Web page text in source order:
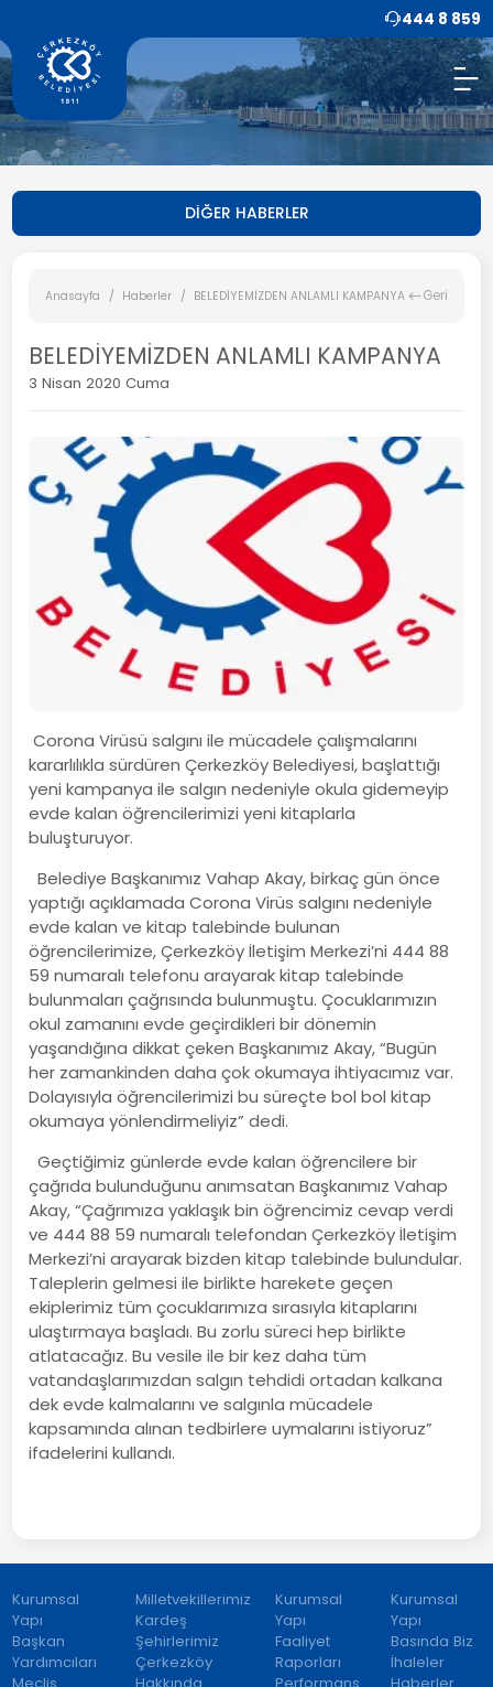
444 8 859
DİĞER HABERLER
Anasayfa Haberler BELEDİYEMİZDEN ANLAMLI KAMPANYA Geri
BELEDİYEMİZDEN ANLAMLI KAMPANYA
3 Nisan 2020 Cuma
Corona Virüsü salgını ile mücadele çalışmalarını
kararlılıkla sürdüren Çerkezköy Belediyesi, başlattığı
yeni kampanya ile salgın nedeniyle okula gidemeyip
evde kalan öğrencilerimizi yeni kitaplarla
buluşturuyor.
Belediye Başkanımız Vahap Akay, birkaç gün önce
yaptığı açıklamada Corona Virüs salgını nedeniyle
evde kalan ve kitap talebinde bulunan
öğrencilerimize, Çerkezköy İletişim Merkezi’ni 444 88
59 numaralı telefonu arayarak kitap talebinde
bulunmaları çağrısında bulunmuştu. Çocuklarımızın
okul zamanını evde geçirdikleri bir dönemin
yaşandığına dikkat çeken Başkanımız Akay, “Bugün
her zamankinden daha çok okumaya ihtiyacımız var.
Dolayısıyla öğrencilerimizi bu süreçte bol bol kitap
okumaya yönlendirmeliyiz” dedi.
Geçtiğimiz günlerde evde kalan öğrencilere bir
çağrıda bulunduğunu anımsatan Başkanımız Vahap
Akay, “Çağrımıza yaklaşık bin öğrencimiz cevap verdi
ve 444 88 59 numaralı telefondan Çerkezköy İletişim
Merkezi’ni arayarak bizden kitap talebinde bulundular.
Taleplerin gelmesi ile birlikte harekete geçen
ekiplerimiz tüm çocuklarımıza sırasıyla kitaplarını
ulaştırmaya başladı. Bu zorlu süreci hep birlikte
atlatacağız. Bu vesile ile bir kez daha tüm
vatandaşlarımızdan salgın tehdidi ortadan kalkana
dek evde kalmalarını ve salgınla mücadele
kapsamında alınan tedbirlere uymalarını istiyoruz”
ifadelerini kullandı.
Kurumsal
Yapı
Başkan
Yardımcıları
Milletvekillerimiz
Kardeş
Şehirlerimiz
Çerkezköy
Kurumsal
Yapı
Faaliyet
Raporları
Kurumsal
Yapı
Basında Biz
İhaleler